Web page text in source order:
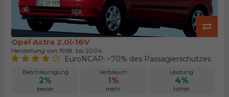
Opel Astra 2.0i-16V
Herstellung von 1998. bis 2004.
EuroNCAP: ~70% des Passagierschutzes
Beschleunigung
2%
besser
Verbrauch
1%
mehr
Leistung
4%
höher